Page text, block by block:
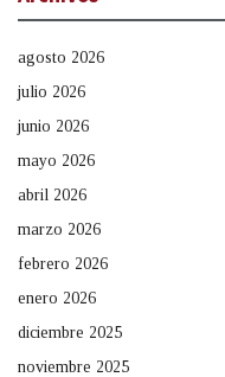
agosto 2026
julio 2026
junio 2026
mayo 2026
abril 2026
marzo 2026
febrero 2026
enero 2026
diciembre 2025
noviembre 2025